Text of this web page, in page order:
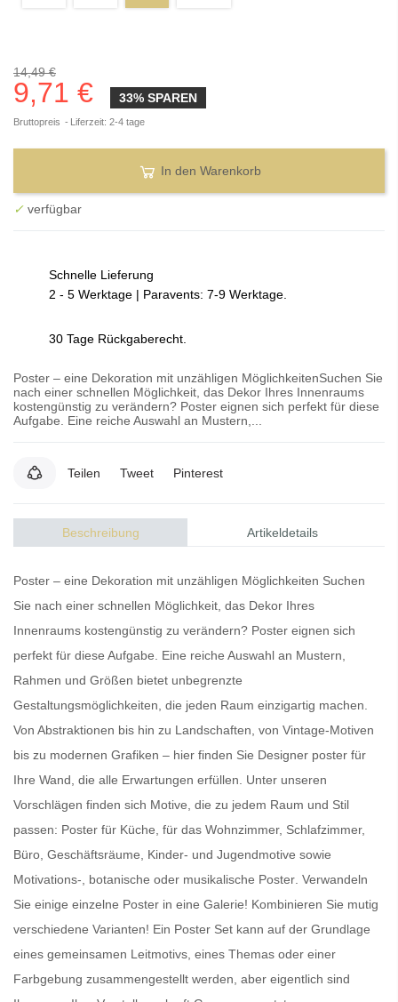
14,49 €
9,71 € 33% SPAREN
Bruttopreis Liferzeit: 2-4 tage
In den Warenkorb
✓ verfügbar
Schnelle Lieferung
2 - 5 Werktage | Paravents: 7-9 Werktage.
30 Tage Rückgaberecht.
Poster – eine Dekoration mit unzähligen MöglichkeitenSuchen Sie
nach einer schnellen Möglichkeit, das Dekor Ihres Innenraums
kostengünstig zu verändern? Poster eignen sich perfekt für diese
Aufgabe. Eine reiche Auswahl an Mustern,...
Teilen Tweet Pinterest
Beschreibung Artikeldetails
Poster – eine Dekoration mit unzähligen Möglichkeiten Suchen
Sie nach einer schnellen Möglichkeit, das Dekor Ihres
Innenraums kostengünstig zu verändern? Poster eignen sich
perfekt für diese Aufgabe. Eine reiche Auswahl an Mustern,
Rahmen und Größen bietet unbegrenzte
Gestaltungsmöglichkeiten, die jeden Raum einzigartig machen.
Von Abstraktionen bis hin zu Landschaften, von Vintage-Motiven
bis zu modernen Grafiken – hier finden Sie Designer poster für
Ihre Wand, die alle Erwartungen erfüllen. Unter unseren
Vorschlägen finden sich Motive, die zu jedem Raum und Stil
passen: Poster für Küche, für das Wohnzimmer, Schlafzimmer,
Büro, Geschäftsräume, Kinder- und Jugendmotive sowie
Motivations-, botanische oder musikalische Poster. Verwandeln
Sie einige einzelne Poster in eine Galerie! Kombinieren Sie mutig
verschiedene Varianten! Ein Poster Set kann auf der Grundlage
eines gemeinsamen Leitmotivs, eines Themas oder einer
Farbgebung zusammengestellt werden, aber eigentlich sind